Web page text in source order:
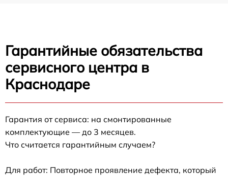
Гарантийные обязательства
сервисного центра в
Краснодаре
Гарантия от сервиса: на смонтированные
комплектующие — до 3 месяцев.
Что считается гарантийным случаем?
Для работ: Повторное проявление дефекта, который